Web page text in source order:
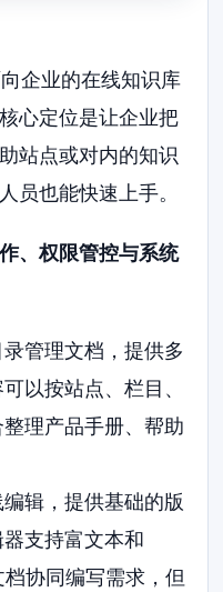
企业的在线知识库
心定位是让企业把
站点或对内的知识
员也能快速上手。
、权限管控与系统
录管理文档，提供多
以按站点、栏目、
理产品手册、帮助
辑，提供基础的版
支持富文本和
协同编写需求，但